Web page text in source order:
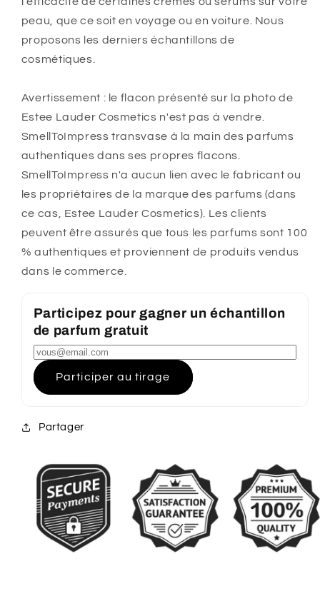
peau, que ce soit en voyage ou en voiture. Nous
proposons les derniers échantillons de
cosmétiques.
Avertissement : le flacon présenté sur la photo de
Estee Lauder Cosmetics n'est pas à vendre.
SmellToImpress transvase à la main des parfums
authentiques dans ses propres flacons.
SmellToImpress n'a aucun lien avec le fabricant ou
les propriétaires de la marque des parfums (dans
ce cas, Estee Lauder Cosmetics). Les clients
peuvent être assurés que tous les parfums sont 100
% authentiques et proviennent de produits vendus
dans le commerce.
Participez pour gagner un échantillon
de parfum gratuit
Participer au tirage
Partager